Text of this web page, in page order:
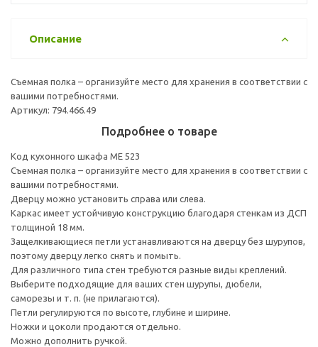
Описание
Съемная полка – организуйте место для хранения в соответствии с
вашими потребностями.
Артикул: 794.466.49
Подробнее о товаре
Код кухонного шкафа ME 523
Съемная полка – организуйте место для хранения в соответствии с
вашими потребностями.
Дверцу можно установить справа или слева.
Каркас имеет устойчивую конструкцию благодаря стенкам из ДСП
толщиной 18 мм.
Защелкивающиеся петли устанавливаются на дверцу без шурупов,
поэтому дверцу легко снять и помыть.
Для различного типа стен требуются разные виды креплений.
Выберите подходящие для ваших стен шурупы, дюбели,
саморезы и т. п. (не прилагаются).
Петли регулируются по высоте, глубине и ширине.
Ножки и цоколи продаются отдельно.
Можно дополнить ручкой.